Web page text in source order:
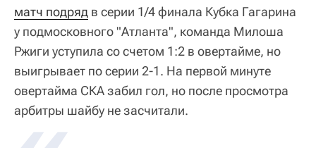
матч подряд в серии 1/4 финала Кубка Гагарина
у подмосковного "Атланта", команда Милоша
Ржиги уступила со счетом 1:2 в овертайме, но
выигрывает по серии 2-1. На первой минуте
овертайма СКА забил гол, но после просмотра
арбитры шайбу не засчитали.